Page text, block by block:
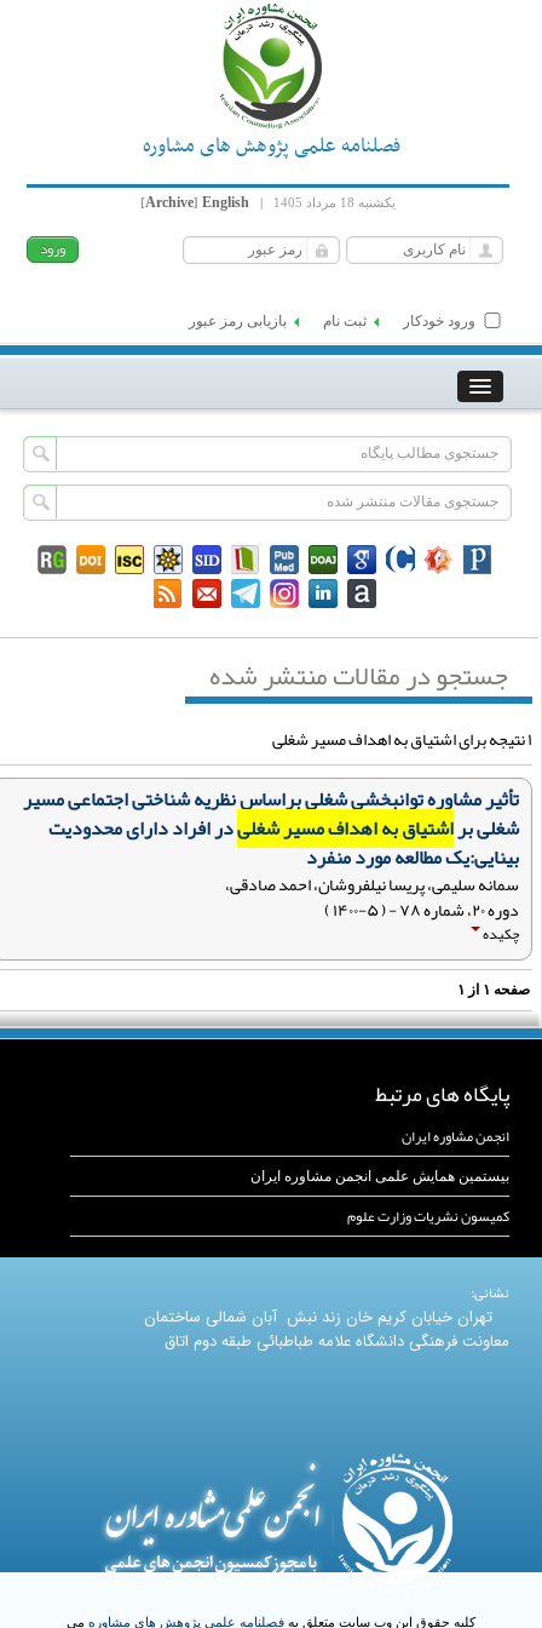
فصلنامه علمی پژوهش های مشاوره
یکشنبه 18 مرداد 1405 |
English
[Archive]
ورود خودکار ثبت نام بازیابی رمز عبور
جستجو در مقالات منتشر شده
تأثیر مشاوره توانبخشی شغلی براساس نظریه شناختی اجتماعی مسیر
شغلی براشتیاق به اهداف مسیر شغلیدر افراد دارای محدودیت
بینایی:‌یک مطالعه مورد منفرد
سمانه سلیمی، پریسا نیلفروشان، احمد صادقی،
دوره ۲۰، شماره ۷۸ - ( ۵-۱۴۰۰ )
چکیده
۱از ۱
پایگاه های مرتبط
انجمن مشاوره ایران
بیستمین همایش علمی انجمن مشاوره ایران
کمیسون نشریات وزارت علوم
نشانی:
تهران خیابان کریم خان زند نبش آبان شمالی ساختمان
معاونت فرهنگی دانشگاه علامه طباطبائی طبقه دوم اتاق
کلیه حقوق این وب سایت متعلق به فصلنامه علمی پژوهش های مشاورهمی